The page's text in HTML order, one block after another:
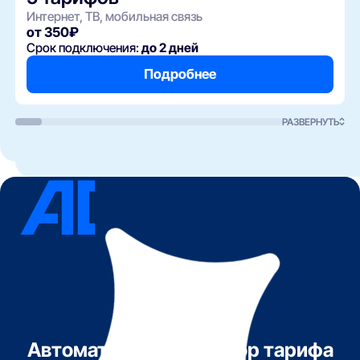
Интернет, ТВ, мобильная связь
от 350₽
Срок подключения:до 2 дней
Подробнее
РАЗВЕРНУТЬ
Автоматический подбор тарифа